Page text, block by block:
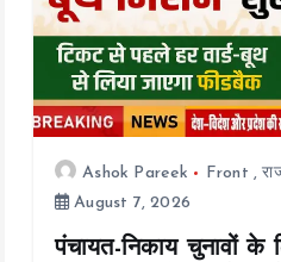
Ashok Pareek Front ,
August 7, 2026
पंचायत-निकाय चुनावों के